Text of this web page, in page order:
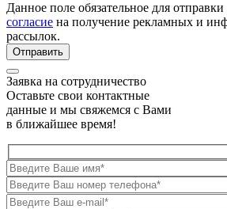
Данное поле обязательное для отправки
согласие на получение рекламных и
рассылок.
Заявка на сотрудничество
Оставьте свои контактные
данные и мы свяжемся с Вами
в ближайшее время!